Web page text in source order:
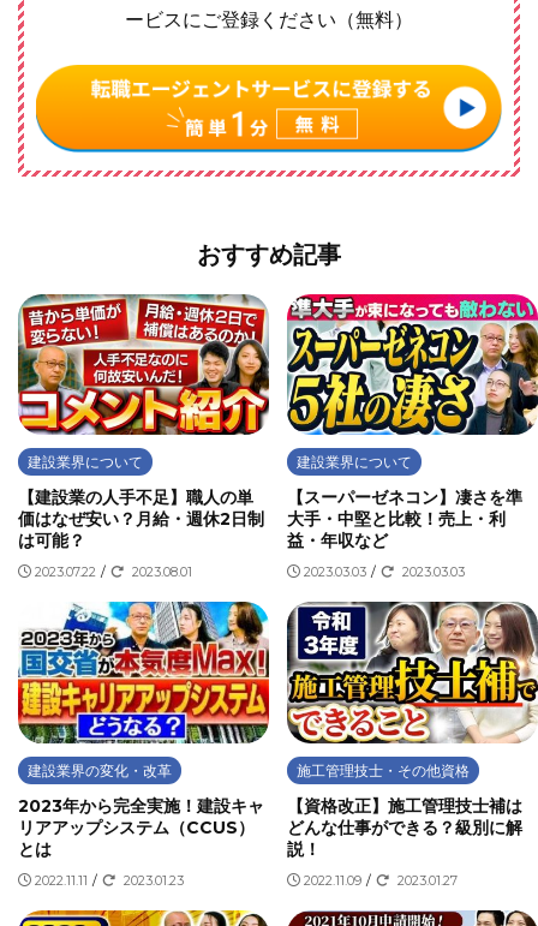
ービスにご登録ください（無料）
おすすめ記事
建設業界について
【建設業の人手不足】職人の単
価はなぜ安い？月給・週休2日制
は可能？
2023.07.22 / 2023.08.01
建設業界について
【スーパーゼネコン】凄さを準
大手・中堅と比較！売上・利
益・年収など
2023.03.03 / 2023.03.03
建設業界の変化・改革
2023年から完全実施！建設キャ
リアアップシステム（CCUS）
とは
2022.11.11 / 2023.01.23
施工管理技士・その他資格
【資格改正】施工管理技士補は
どんな仕事ができる？級別に解
説！
2022.11.09 / 2023.01.27